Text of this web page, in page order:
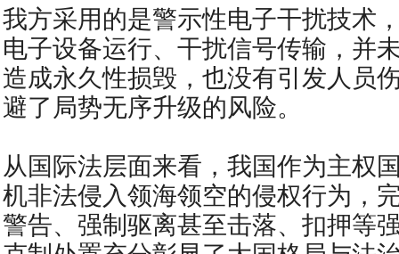
我方采用的是警示性电子干扰技术
电子设备运行、干扰信号传输，并
造成永久性损毁，也没有引发人员
避了局势无序升级的风险。
从国际法层面来看，我国作为主权
机非法侵入领海领空的侵权行为，
警告、强制驱离甚至击落、扣押等